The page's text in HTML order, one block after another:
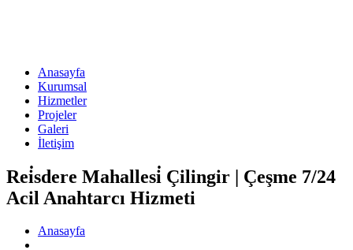
Anasayfa
Kurumsal
Hizmetler
Projeler
Galeri
İletişim
Rei̇sdere Mahallesi̇ Çilingir | Çeşme 7/24
Acil Anahtarcı Hizmeti
Anasayfa